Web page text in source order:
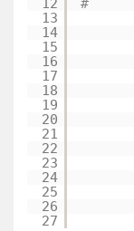
12
13
14
15
16
17
18
19
20
21
22
23
24
25
26
27
#